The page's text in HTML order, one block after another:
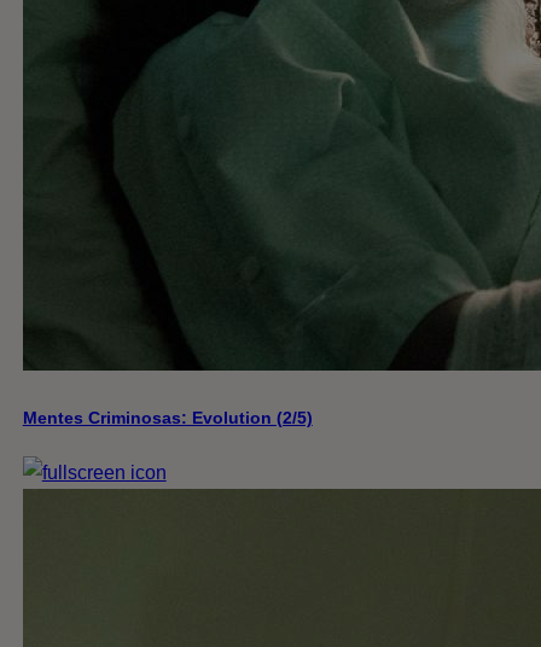
Mentes Criminosas: Evolution (2/5)